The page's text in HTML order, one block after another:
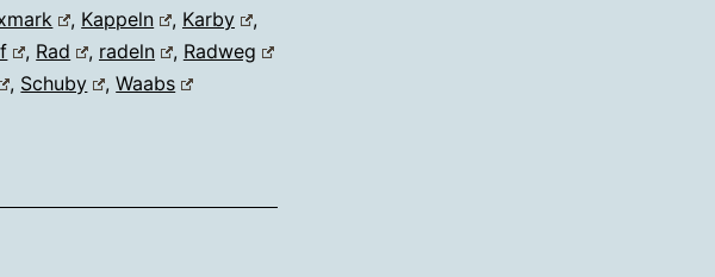
, Kappeln , Karby
,
, Rad , radeln , Radweg
, Schuby ,Waabs